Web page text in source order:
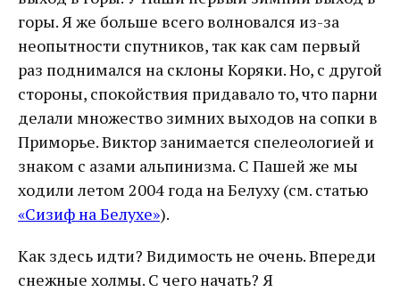
горы. Я же больше всего волновался из-за
неопытности спутников, так как сам первый
раз поднимался на склоны Коряки. Но, с другой
стороны, спокойствия придавало то, что парни
делали множество зимних выходов на сопки в
Приморье. Виктор занимается спелеологией и
знаком с азами альпинизма. С Пашей же мы
ходили летом 2004 года на Белуху (см. статью
«Сизиф на Белухе»).
Как здесь идти? Видимость не очень. Впереди
снежные холмы. С чего начать? Я